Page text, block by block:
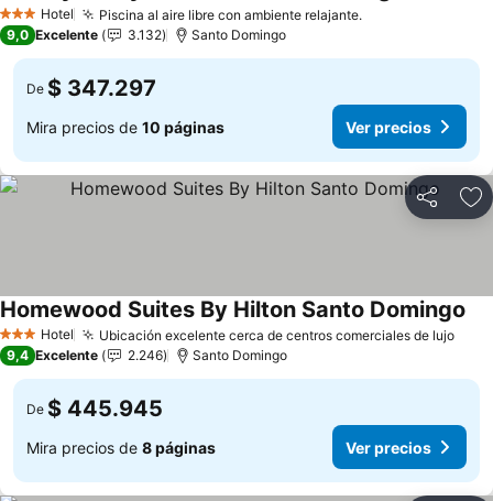
3 Estrellas
Hotel Piscina al aire libre con ambiente relajante.Ver precios
9,0 Excelente 3.132 Santo Domingo
De $ 347.297
Mira precios de 10 páginas Ver precios
Compartir
3 Estrellas
Hotel Ubicación excelente cerca de centros comerciales de lujoVer
Homewood Suites By Hilton Santo Domingo
9,4 Excelente 2.246 Santo Domingo
De $ 445.945
Mira precios de 8 páginas Ver precios